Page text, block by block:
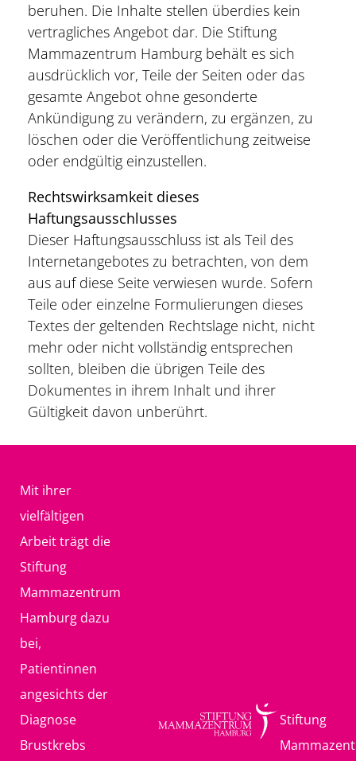
beruhen. Die Inhalte stellen überdies kein
vertragliches Angebot dar. Die Stiftung
Mammazentrum Hamburg behält es sich
ausdrücklich vor, Teile der Seiten oder das
gesamte Angebot ohne gesonderte
Ankündigung zu verändern, zu ergänzen, zu
löschen oder die Veröffentlichung zeitweise
oder endgültig einzustellen.
Rechtswirksamkeit dieses
Haftungsausschlusses
Dieser Haftungsausschluss ist als Teil des
Internetangebotes zu betrachten, von dem
aus auf diese Seite verwiesen wurde. Sofern
Teile oder einzelne Formulierungen dieses
Textes der geltenden Rechtslage nicht, nicht
mehr oder nicht vollständig entsprechen
sollten, bleiben die übrigen Teile des
Dokumentes in ihrem Inhalt und ihrer
Gültigkeit davon unberührt.
Mit ihrer
vielfältigen
Arbeit trägt die
Stiftung
Mammazentrum
Hamburg dazu
bei,
Patientinnen
angesichts der
Diagnose
Brustkrebs
Stiftung